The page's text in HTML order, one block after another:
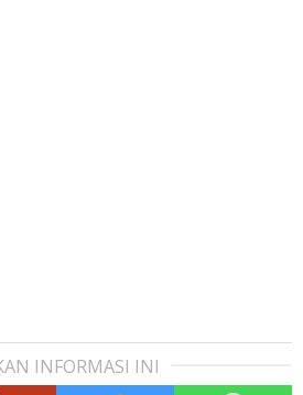
INFORMASI INI